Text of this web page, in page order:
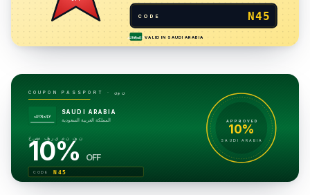
CODE N45
لا إله إلا الله VALID IN SAUDI ARABIA
COUPON PASSPORT · نون
لا إله إلا الله
SAUDI ARABIA
المملكة العربية السعودية
خصم فوري من نون
10% OFF
CODE N45
APPROVED
10%
SAUDI ARABIA